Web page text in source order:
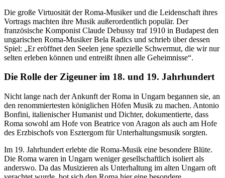
Die große Virtuosität der Roma-Musiker und die Leidenschaft ihres
Vortrags machten ihre Musik außerordentlich populär. Der
französische Komponist Claude Debussy traf 1910 in Budapest den
ungarischen Roma-Musiker Bela Radics und schrieb über dessen
Spiel: „Er eröffnet den Seelen jene spezielle Schwermut, die wir nur
selten erleben können und entreißt ihnen alle Geheimnisse“.
Die Rolle der Zigeuner im 18. und 19. Jahrhundert
Nicht lange nach der Ankunft der Roma in Ungarn begannen sie, an
den renommiertesten königlichen Höfen Musik zu machen. Antonio
Bonfini, italienischer Humanist und Dichter, dokumentierte, dass
Roma sowohl am Hofe von Beatrice von Aragon als auch am Hofe
des Erzbischofs von Esztergom für Unterhaltungsmusik sorgten.
Im 19. Jahrhundert erlebte die Roma-Musik eine besondere Blüte.
Die Roma waren in Ungarn weniger gesellschaftlich isoliert als
anderswo. Da das Musizieren als Unterhaltung im alten Ungarn oft